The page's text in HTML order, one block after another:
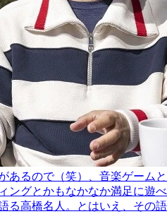
あるので（笑）、音楽ゲームと
ングとかもなかなか満足に遊べ
る高橋名人。とはいえ、その語